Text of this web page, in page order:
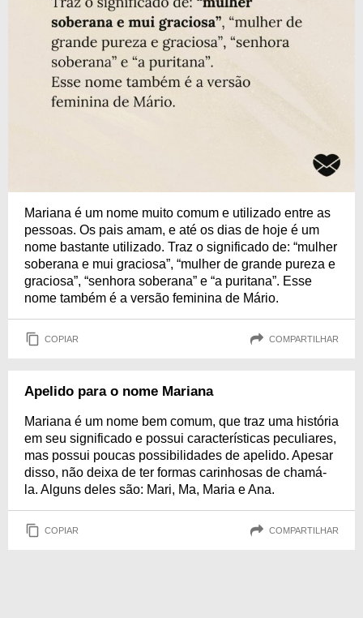
Mariana é um nome muito comum e utilizado entre as
pessoas. Os pais amam, e até os dias de hoje é um
nome bastante utilizado. Traz o significado de: “mulher
soberana e mui graciosa”, “mulher de grande pureza e
graciosa”, “senhora soberana” e “a puritana”. Esse
nome também é a versão feminina de Mário.
COPIAR COMPARTILHAR
Apelido para o nome Mariana
Mariana é um nome bem comum, que traz uma história
em seu significado e possui características peculiares,
mas possui poucas possibilidades de apelido. Apesar
disso, não deixa de ter formas carinhosas de chamá-
la. Alguns deles são: Mari, Ma, Maria e Ana.
COPIAR COMPARTILHAR